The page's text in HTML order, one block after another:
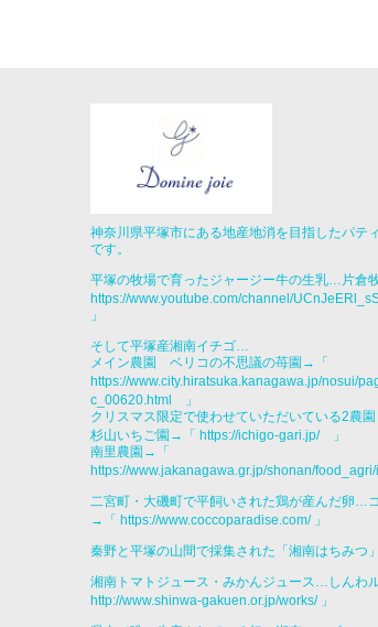
神奈川県平塚市にある地産地消を目指したパテ
です。
平塚の牧場で育ったジャージー牛の生乳…片倉
https://www.youtube.com/channel/
」
そして平塚産湘南イチゴ…
メイン農園 ベリコの不思議の苺園→「
https://www.city.hiratsuka.kanagawa.jp/nosui/
c_00620.html 」
クリスマス限定で使わせていただいている2農
杉山いちご園→「 https://ichigo-gari.jp/ 」
南里農園→「
https://www.jakanagawa.gr.jp/shonan/
二宮町・大磯町で平飼いされた鶏が産んだ卵…
→「 https://www.coccoparadise.com/」
秦野と平塚の山間で採集された「湘南はちみつ
湘南トマトジュース・みかんジュース…しんわ
http://www.shinwa-gakuen.or.jp/works/」